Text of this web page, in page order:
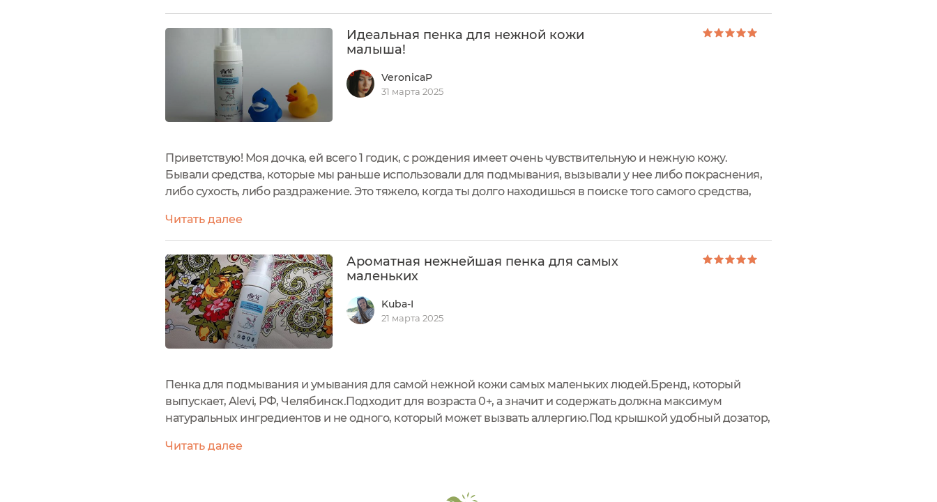
Идеальная пенка для нежной кожи
малыша!
VeronicaP
31 марта 2025
Приветствую! Моя дочка, ей всего 1 годик, с рождения имеет очень чувствительную и нежную кожу.
Бывали средства, которые мы раньше использовали для подмывания, вызывали у нее либо покраснения,
либо сухость, либо раздражение. Это тяжело, когда ты долго находишься в поиске того самого средства,
детскую...
Читать далее
Ароматная нежнейшая пенка для самых
маленьких
Kuba-I
21 марта 2025
Пенка для подмывания и умывания для самой нежной кожи самых маленьких людей.Бренд, который
выпускает, Alevi, РФ, Челябинск.Подходит для возраста 0+, а значит и содержать должна максимум
натуральных ингредиентов и не одного, который может вызвать аллергию.Под крышкой удобный дозатор,
надо подмыть ребенку...
Читать далее